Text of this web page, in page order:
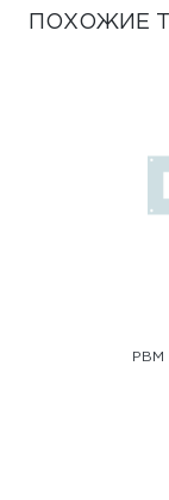
ПОХОЖИЕ
РВМ